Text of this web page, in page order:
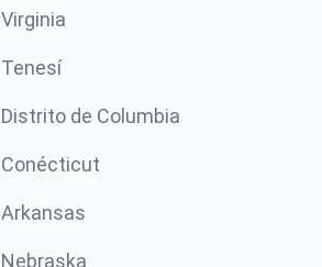
Virginia
Tenesí
Distrito de Columbia
Conécticut
Arkansas
Nebraska